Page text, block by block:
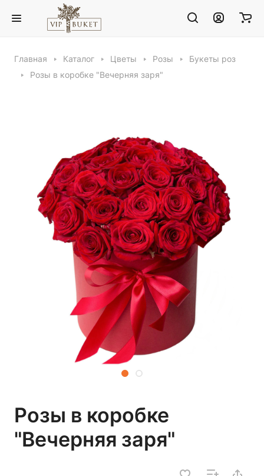
Главная Каталог Цветы Розы
Букеты роз
Розы в коробке "Вечерняя заря"
Розы в коробке
"Вечерняя заря"